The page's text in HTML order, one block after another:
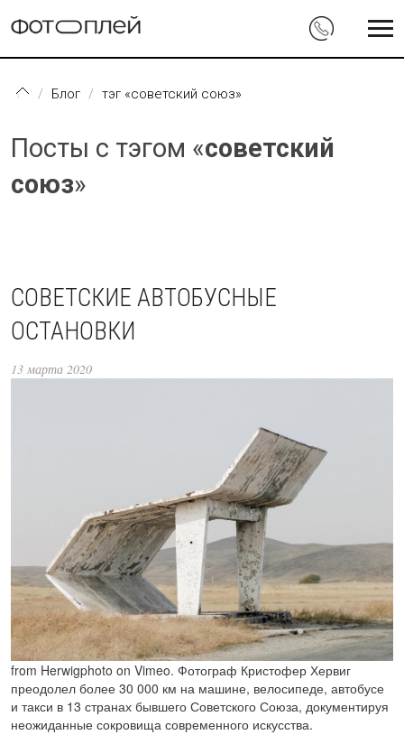
Блог тэг «советский союз»
Посты с тэгом «советский
союз»
СОВЕТСКИЕ АВТОБУСНЫЕ
ОСТАНОВКИ
13 марта 2020
from Herwigphoto on Vimeo. Фотограф Кристофер Хервиг
преодолел более 30 000 км на машине, велосипеде, автобусе
и такси в 13 странах бывшего Советского Союза, документируя
неожиданные сокровища современного искусства.